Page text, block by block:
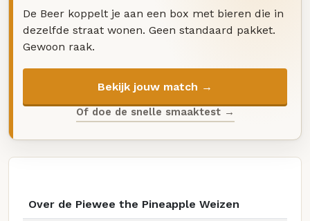
De Beer koppelt je aan een box met bieren die in
dezelfde straat wonen. Geen standaard pakket.
Gewoon raak.
Bekijk jouw match →
Of doe de snelle smaaktest →
Over de Piewee the Pineapple Weizen